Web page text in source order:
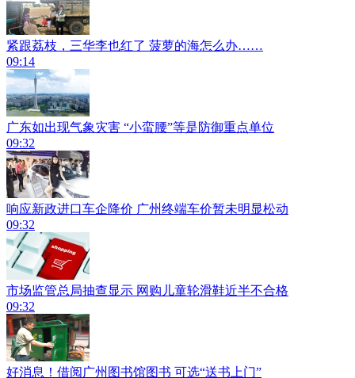
紧跟荔枝，三华李也红了 菠萝的海怎么办……
09:14
广东如出现气象灾害 “小蛮腰”等是防御重点单位
09:32
响应新政进口车企降价 广州终端车价暂未明显松动
09:32
市场监管总局抽查显示 网购儿童轮滑鞋近半不合格
09:32
好消息！借阅广州图书馆图书 可选“送书上门”